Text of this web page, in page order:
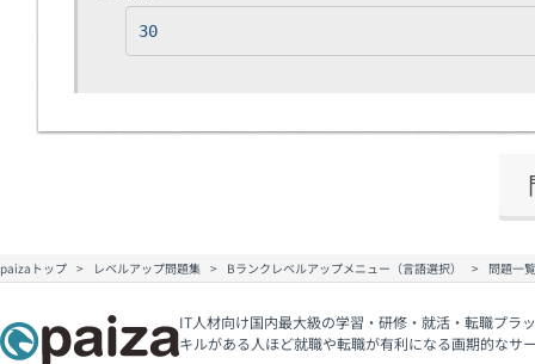
30
paizaトップ レベルアップ問題集 Bランクレベルアップメニュー（言語選択） 問題一覧
IT人材向け国内最大級の学習・研修・就活・転職プラ
キルがある人ほど就職や転職が有利になる画期的なサ